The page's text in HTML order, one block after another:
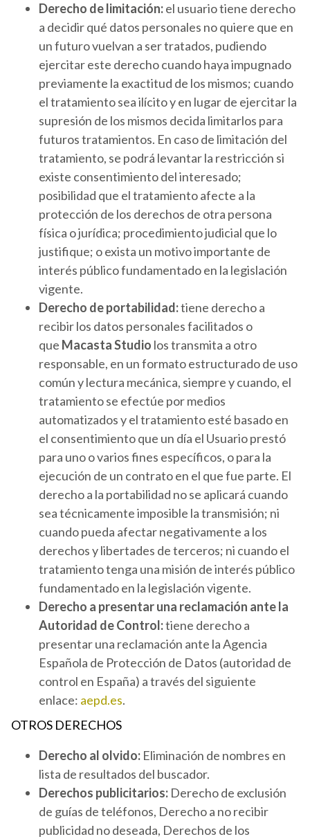
Derecho de limitación:el usuario tiene derecho
a decidir qué datos personales no quiere que en
un futuro vuelvan a ser tratados, pudiendo
ejercitar este derecho cuando haya impugnado
previamente la exactitud de los mismos; cuando
el tratamiento sea ilícito y en lugar de ejercitar la
supresión de los mismos decida limitarlos para
futuros tratamientos. En caso de limitación del
tratamiento, se podrá levantar la restricción si
existe consentimiento del interesado;
posibilidad que el tratamiento afecte a la
protección de los derechos de otra persona
física o jurídica; procedimiento judicial que lo
justifique; o exista un motivo importante de
interés público fundamentado en la legislación
vigente.
Derecho de portabilidad:tiene derecho a
recibir los datos personales facilitados o
que Macasta Studio los transmita a otro
responsable, en un formato estructurado de uso
común y lectura mecánica, siempre y cuando, el
tratamiento se efectúe por medios
automatizados y el tratamiento esté basado en
el consentimiento que un día el Usuario prestó
para uno o varios fines específicos, o para la
ejecución de un contrato en el que fue parte. El
derecho a la portabilidad no se aplicará cuando
sea técnicamente imposible la transmisión; ni
cuando pueda afectar negativamente a los
derechos y libertades de terceros; ni cuando el
tratamiento tenga una misión de interés público
fundamentado en la legislación vigente.
Derecho a presentar una reclamación ante la
Autoridad de Control:tiene derecho a
presentar una reclamación ante la Agencia
Española de Protección de Datos (autoridad de
control en España) a través del siguiente
enlace: aepd.es.
OTROS DERECHOS
Derecho al olvido: Eliminación de nombres en
lista de resultados del buscador.
Derechos publicitarios: Derecho de exclusión
de guías de teléfonos, Derecho a no recibir
publicidad no deseada, Derechos de los